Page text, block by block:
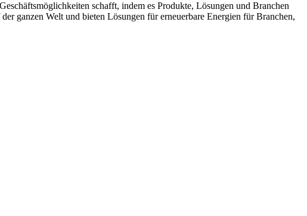
schafft, indem es Produkte, Lösungen und Branchen
ganzen Welt und bieten Lösungen für erneuerbare Energien für Branchen,